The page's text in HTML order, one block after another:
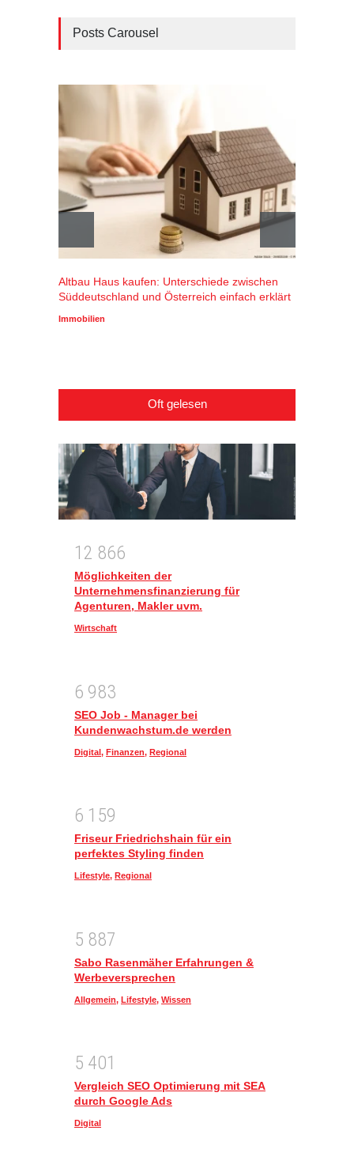
Posts Carousel
Altbau Haus kaufen: Unterschiede zwischen
Süddeutschland und Österreich einfach erklärt
Immobilien
Oft gelesen
1 2 866
Möglichkeiten der
Unternehmensfinanzierung für
Agenturen, Makler uvm.
Wirtschaft
6 983
SEO Job - Manager bei
Kundenwachstum.de werden
Digital, Finanzen, Regional
6 1 59
Friseur Friedrichshain für ein
perfektes Styling finden
Lifestyle, Regional
5 887
Sabo Rasenmäher Erfahrungen &
Werbeversprechen
Allgemein, Lifestyle, Wissen
5 401
Vergleich SEO Optimierung mit SEA
durch Google Ads
Digital